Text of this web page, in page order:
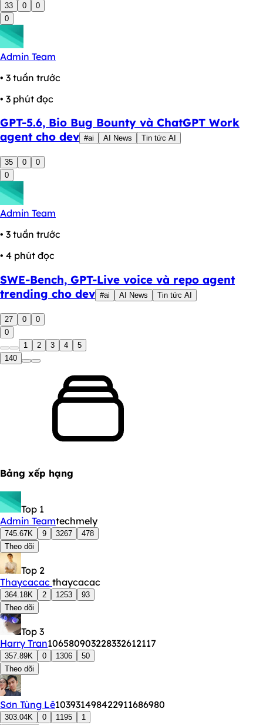
33 0
0
0
Admin Team
• 3 tuần trước
• 3 phút đọc
GPT-5.6, Bio Bug Bounty và ChatGPT Work
agent cho dev #ai AI News Tin tức AI
35 0
0
0
Admin Team
• 3 tuần trước
• 4 phút đọc
SWE-Bench, GPT-Live voice và repo agent
trending cho dev #ai AI News Tin tức AI
27 0
0
0
1
2 3 4
5
140
Bảng xếp hạng
Top 1
Admin Teamtechmely
745.67K 9 3267
478
Theo dõi
Top 2
Thaycacac thaycacac
364.18K 2 1253
93
Theo dõi
Top 3
Harry Tran106580903228332612117
357.89K 0 1306
50
Theo dõi
Sơn Tùng Lê103931498422911686980
303.04K 0 1195
1